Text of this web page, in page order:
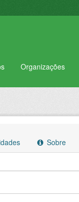
Organizações
Sobre